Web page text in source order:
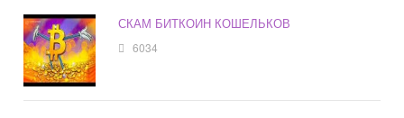
СКАМ БИТКОИН КОШЕЛЬКОВ
6034